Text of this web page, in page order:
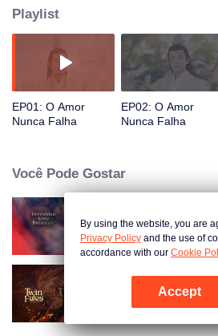
Abra o
Playlist
EP01: O Amor
Nunca Falha
EP02: O Amor
Nunca Falha
Você Pode Gostar
Senhor Imortal
Destinos Gêmeos
By using the website, you are
Privacy Policy and the use of
accordance with our Cookie
Accept